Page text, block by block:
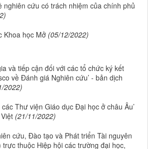
nghiên cứu có trách nhiệm của chính phủ
Khoa học Mở (05/12/2022)
và tiếp cận đối với các tổ chức ký kết
về Đánh giá Nghiên cứu’ - bản dịch
2022)
các Thư viện Giáo dục Đại học ở châu Âu’
(21/11/2022)
cứu, Đào tạo và Phát triển Tài nguyên
trực thuộc Hiệp hội các trường đại học,